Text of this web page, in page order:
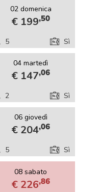
02 domenica
€ 199,50
5 Sì
04 martedì
€ 147,06
2 Sì
06 giovedì
€ 204,06
5 Sì
08 sabato
€ 226,86